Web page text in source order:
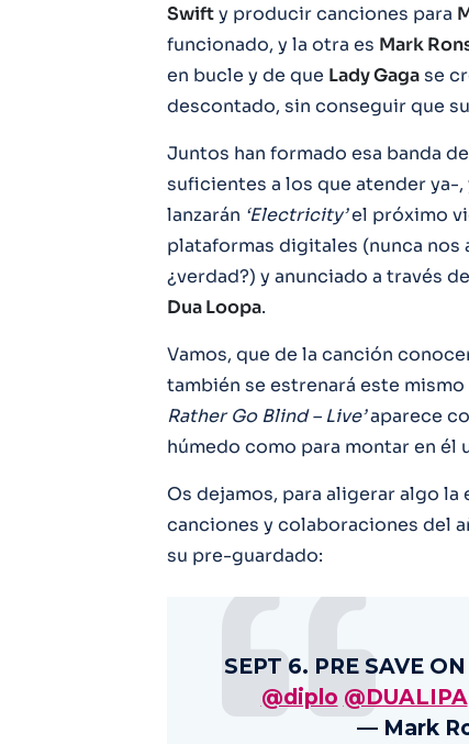
Swifty producir canciones para
funcionado, y la otra es Mark
en bucle y de que Lady Gagase
descontado, sin conseguir que
Juntos han formado esa banda
suficientes a los que atender ya-,
lanzarán ‘Electricity’el próximo
plataformas digitales (nunca
¿verdad?) y anunciado a través
Dua Loopa.
Vamos, que de la canción
también se estrenará este
Rather Go Blind – Live’aparece
húmedo como para montar en él
Os dejamos, para aligerar algo la
canciones y colaboraciones del
su pre-guardado:
SEPT 6. PRE SAVE
@diplo @DUALIPA
— Mark